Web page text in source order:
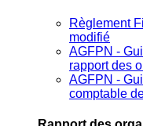
Règlement
modifié
AGFPN ‐
rapport des
AGFPN ‐
comptable